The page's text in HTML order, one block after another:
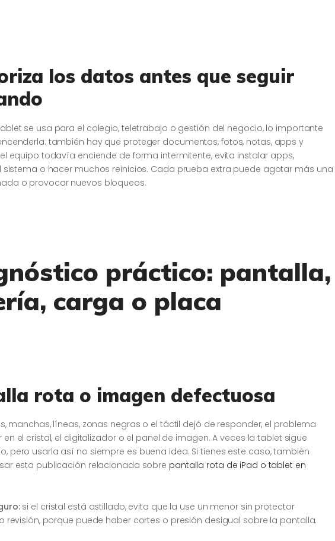
los datos antes que seguir
se usa para el colegio, teletrabajo o gestión del negocio, lo importante
también hay que proteger documentos, fotos, notas, apps y
equipo todavía enciende de forma intermitente, evita instalar apps,
sistema o hacer muchos reinicios. Cada prueba extra puede agotar más una
o provocar nuevos bloqueos.
práctico: pantalla,
carga o placa
rota o imagen defectuosa
manchas, líneas, zonas negras o el táctil dejó de responder, el problema
en el cristal, el digitalizador o el panel de imagen. A veces la tablet sigue
pero usarla así no siempre es buena idea. Si tienes este caso, también
esta publicación relacionada sobre pantalla rota de iPad o tablet en
si el cristal está astillado, evita que la use un menor sin protector
revisión, porque puede haber cortes o presión desigual sobre la pantalla.